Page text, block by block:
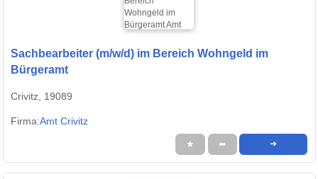
Sachbearbeiter (m/w/d) im Bereich Wohngeld im
Bürgeramt
Crivitz, 19089
Firma:Amt Crivitz
★ ➦ ➜